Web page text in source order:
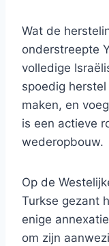
Wat de
onderstreepte
volledige
spoedig
maken, en
is een actieve
wederopbouw.
Op de
Turkse gezant
enige
om zijn